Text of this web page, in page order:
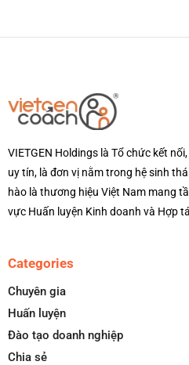
VIETGEN Holdings là Tổ chức kết
uy tín, là đơn vị nằm trong hệ sinh
hào là thương hiệu Việt Nam mang
vực Huấn luyện Kinh doanh và Hợp
Categories
Chuyên gia
Huấn luyện
Đào tạo doanh nghiệp
Chia sẻ